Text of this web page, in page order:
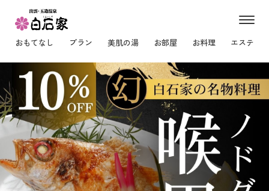
m
e
u
おもてなし プラン 美肌の湯 お部屋 お料理 エステ